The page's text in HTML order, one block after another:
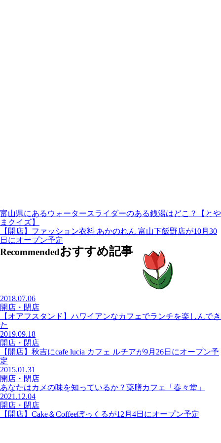
富山県にあるウォータースライダーのある銭湯はどこ？【とや
まクイズ】
【開店】ファッション衣料 あかのれん 富山下飯野店が10月30
日にオープン予定
Recommendedおすすめ記事
2018.07.06
開店・閉店
【オアフスタンド】ハワイアンなカフェでランチを楽しんでき
た
2019.09.18
開店・閉店
【開店】秋吉にcafe lucia カフェ ルチアが9月26日にオープン予
定
2015.01.31
開店・閉店
あなたはカメの味を知っているか？薬膳カフェ「春々堂」
2021.12.04
開店・閉店
【開店】Cake＆Coffeeぽっくるが12月4日にオープン予定